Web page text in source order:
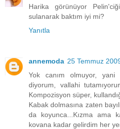
Harika görünüyor
sulanarak baktım iyi mi?
Yanıtla
annemoda 25 Temmuz
Yok canım olmuyor, yani
diyorum, vallahi
Kompozisyon süper,
Kabak dolmasına zaten
da koyunca...Kızma ama
kovana kadar gelirdim her